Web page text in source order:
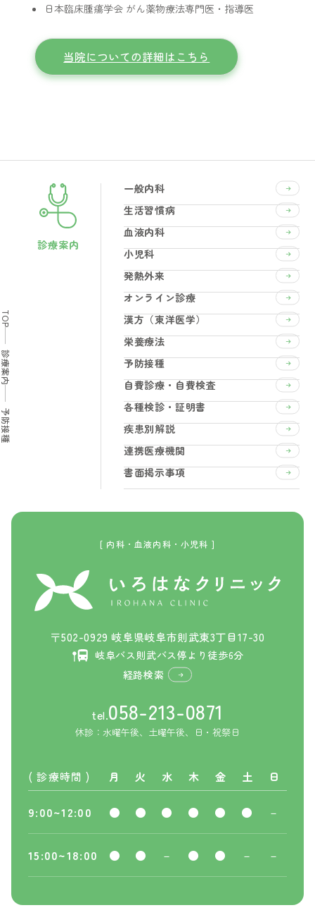
TOP
診療案内
予防接種
日本臨床腫瘍学会 がん薬物療法専門医・指導医
当院についての詳細はこちら
診療案内
一般内科
生活習慣病
血液内科
小児科
発熱外来
オンライン診療
漢方（東洋医学）
栄養療法
予防接種
自費診療・自費検査
各種検診・証明書
疾患別解説
連携医療機関
書面掲示事項
[ 内科・血液内科・小児科 ]
〒502-0929 岐阜県岐阜市則武東3丁目17-30
岐阜バス則武バス停より徒歩6分
経路検索
tel.058-213-0871
休診：水曜午後、土曜午後、日・祝祭日
( 診療時間 ) 月 火 水 木 金 土 日
9:00~12:00 ● ● ● ● ● ● －
15:00~18:00 ● ● － ● ● － －